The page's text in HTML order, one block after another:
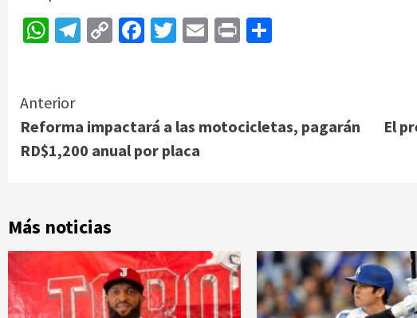
WhatsApp
Telegram
CopyFacebook
Twitter
Email
Print
Continue
Reading
Anterior
Reforma impactará a las motocicletas, pagarán
RD$1,200 anual por placa
El
Más noticias